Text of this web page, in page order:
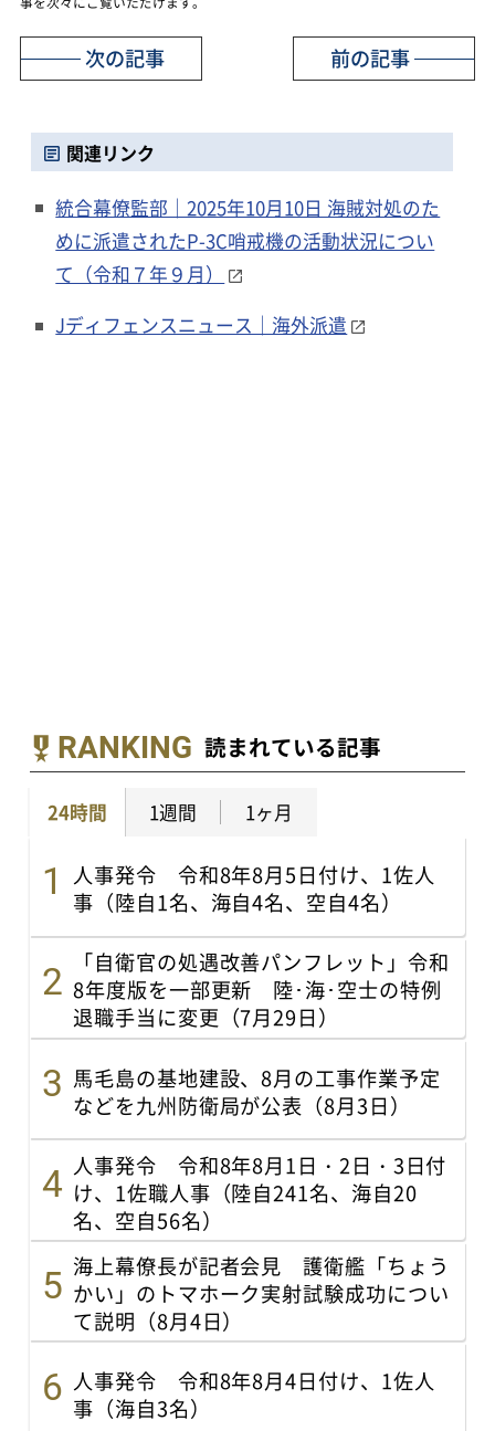
前の記事
次の記事
関連リンク
統合幕僚監部｜2025年10月10日 海賊対処のた
めに派遣されたP-3C哨戒機の活動状況につい
て（令和７年９月）
Jディフェンスニュース｜海外派遣
RANKING 読まれている記事
24時間 1週間 1ヶ月
人事発令 令和8年8月5日付け、1佐人
事（陸自1名、海自4名、空自4名）
「自衛官の処遇改善パンフレット」令和
8年度版を一部更新 陸･海･空士の特例
退職手当に変更（7月29日）
馬毛島の基地建設、8月の工事作業予定
などを九州防衛局が公表（8月3日）
人事発令 令和8年8月1日・2日・3日付
け、1佐職人事（陸自241名、海自20
名、空自56名）
海上幕僚長が記者会見 護衛艦「ちょう
かい」のトマホーク実射試験成功につい
て説明（8月4日）
人事発令 令和8年8月4日付け、1佐人
事（海自3名）